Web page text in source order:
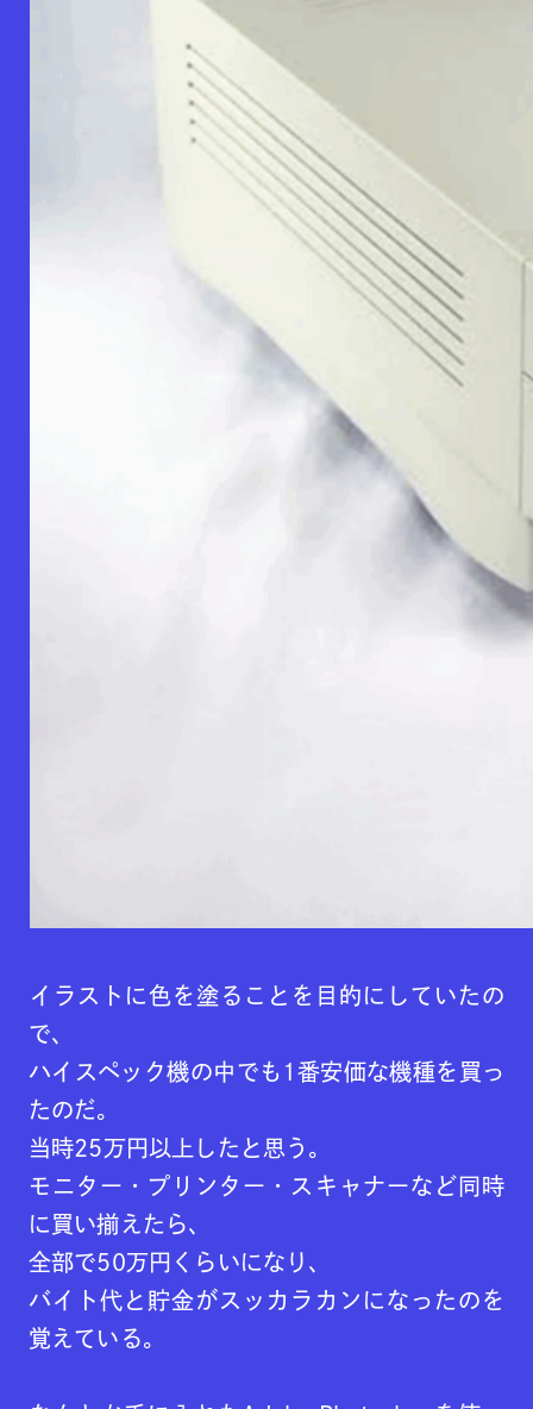
イラストに色を塗ることを目的にしていたの
で、
ハイスペック機の中でも1番安価な機種を買っ
たのだ。
当時25万円以上したと思う。
モニター・プリンター・スキャナーなど同時
に買い揃えたら、
全部で50万円くらいになり、
バイト代と貯金がスッカラカンになったのを
覚えている。